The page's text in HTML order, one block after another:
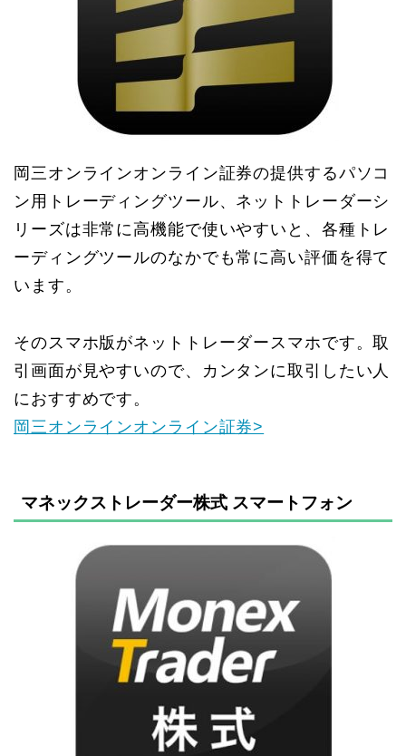
岡三オンラインオンライン証券の提供するパソコ
ン用トレーディングツール、ネットトレーダーシ
リーズは非常に高機能で使いやすいと、各種トレ
ーディングツールのなかでも常に高い評価を得て
います。
そのスマホ版がネットトレーダースマホです。取
引画面が見やすいので、カンタンに取引したい人
におすすめです。
岡三オンラインオンライン証券>
マネックストレーダー株式 スマートフォン